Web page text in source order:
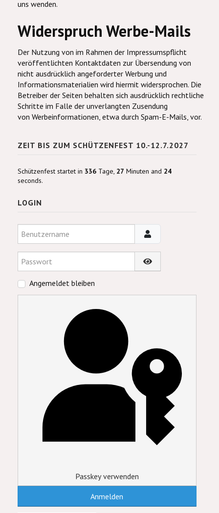
uns wenden.
Widerspruch Werbe-Mails
Der Nutzung von im Rahmen der Impressumspflicht
veröffentlichten Kontaktdaten zur Übersendung von
nicht ausdrücklich angeforderter Werbung und
Informationsmaterialien wird hiermit widersprochen. Die
Betreiber der Seiten behalten sich ausdrücklich rechtliche
Schritte im Falle der unverlangten Zusendung
von Werbeinformationen, etwa durch Spam-E-Mails, vor.
ZEIT BIS ZUM SCHÜTZENFEST 10.-12.7.2027
Schützenfest startet in 336 Tage, 27 Minuten and 24
seconds.
LOGIN
Benutzername
Passwort
Passwort anzeigen
Angemeldet bleiben
Passkey verwenden
Anmelden